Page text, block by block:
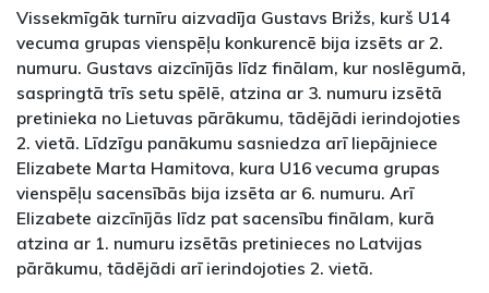
Vissekmīgāk turnīru aizvadīja Gustavs Brižs, kurš U14
vecuma grupas vienspēļu konkurencē bija izsēts ar 2.
numuru. Gustavs aizcīnījās līdz finālam, kur noslēgumā,
saspringtā trīs setu spēlē, atzina ar 3. numuru izsētā
pretinieka no Lietuvas pārākumu, tādējādi ierindojoties
2. vietā. Līdzīgu panākumu sasniedza arī liepājniece
Elizabete Marta Hamitova, kura U16 vecuma grupas
vienspēļu sacensībās bija izsēta ar 6. numuru. Arī
Elizabete aizcīnījās līdz pat sacensību finālam, kurā
atzina ar 1. numuru izsētās pretinieces no Latvijas
pārākumu, tādējādi arī ierindojoties 2. vietā.